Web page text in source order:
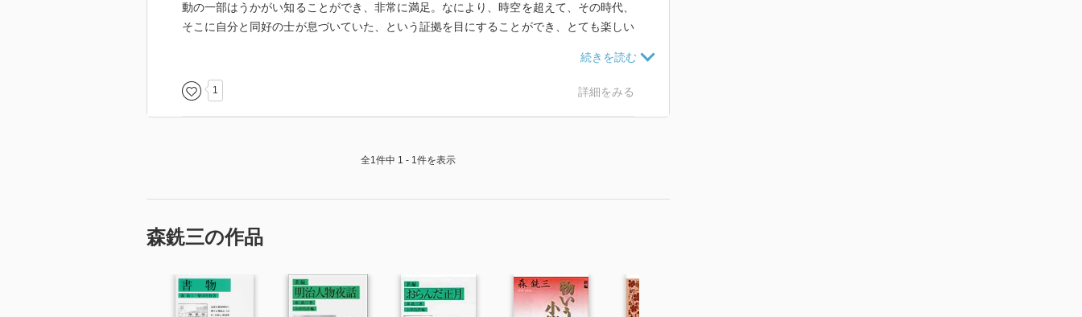
動の一部はうかがい知ることができ、非常に満足。なにより、時空を超えて、その時代、
そこに自分と同好の士が息づいていた、という証拠を目にすることができ、とても楽しい
はじめそのほとんどが、国会図書館デジタルアーカイブで、家にいながらにして目にする
ことができ、草書体で書かれていて、ちょっとハードルが高いのだけど、ぜひ一度、時間
を取ってきちんと読んでみたい。
1 詳細をみる
全1件中 1 - 1件を表示
森銑三の作品